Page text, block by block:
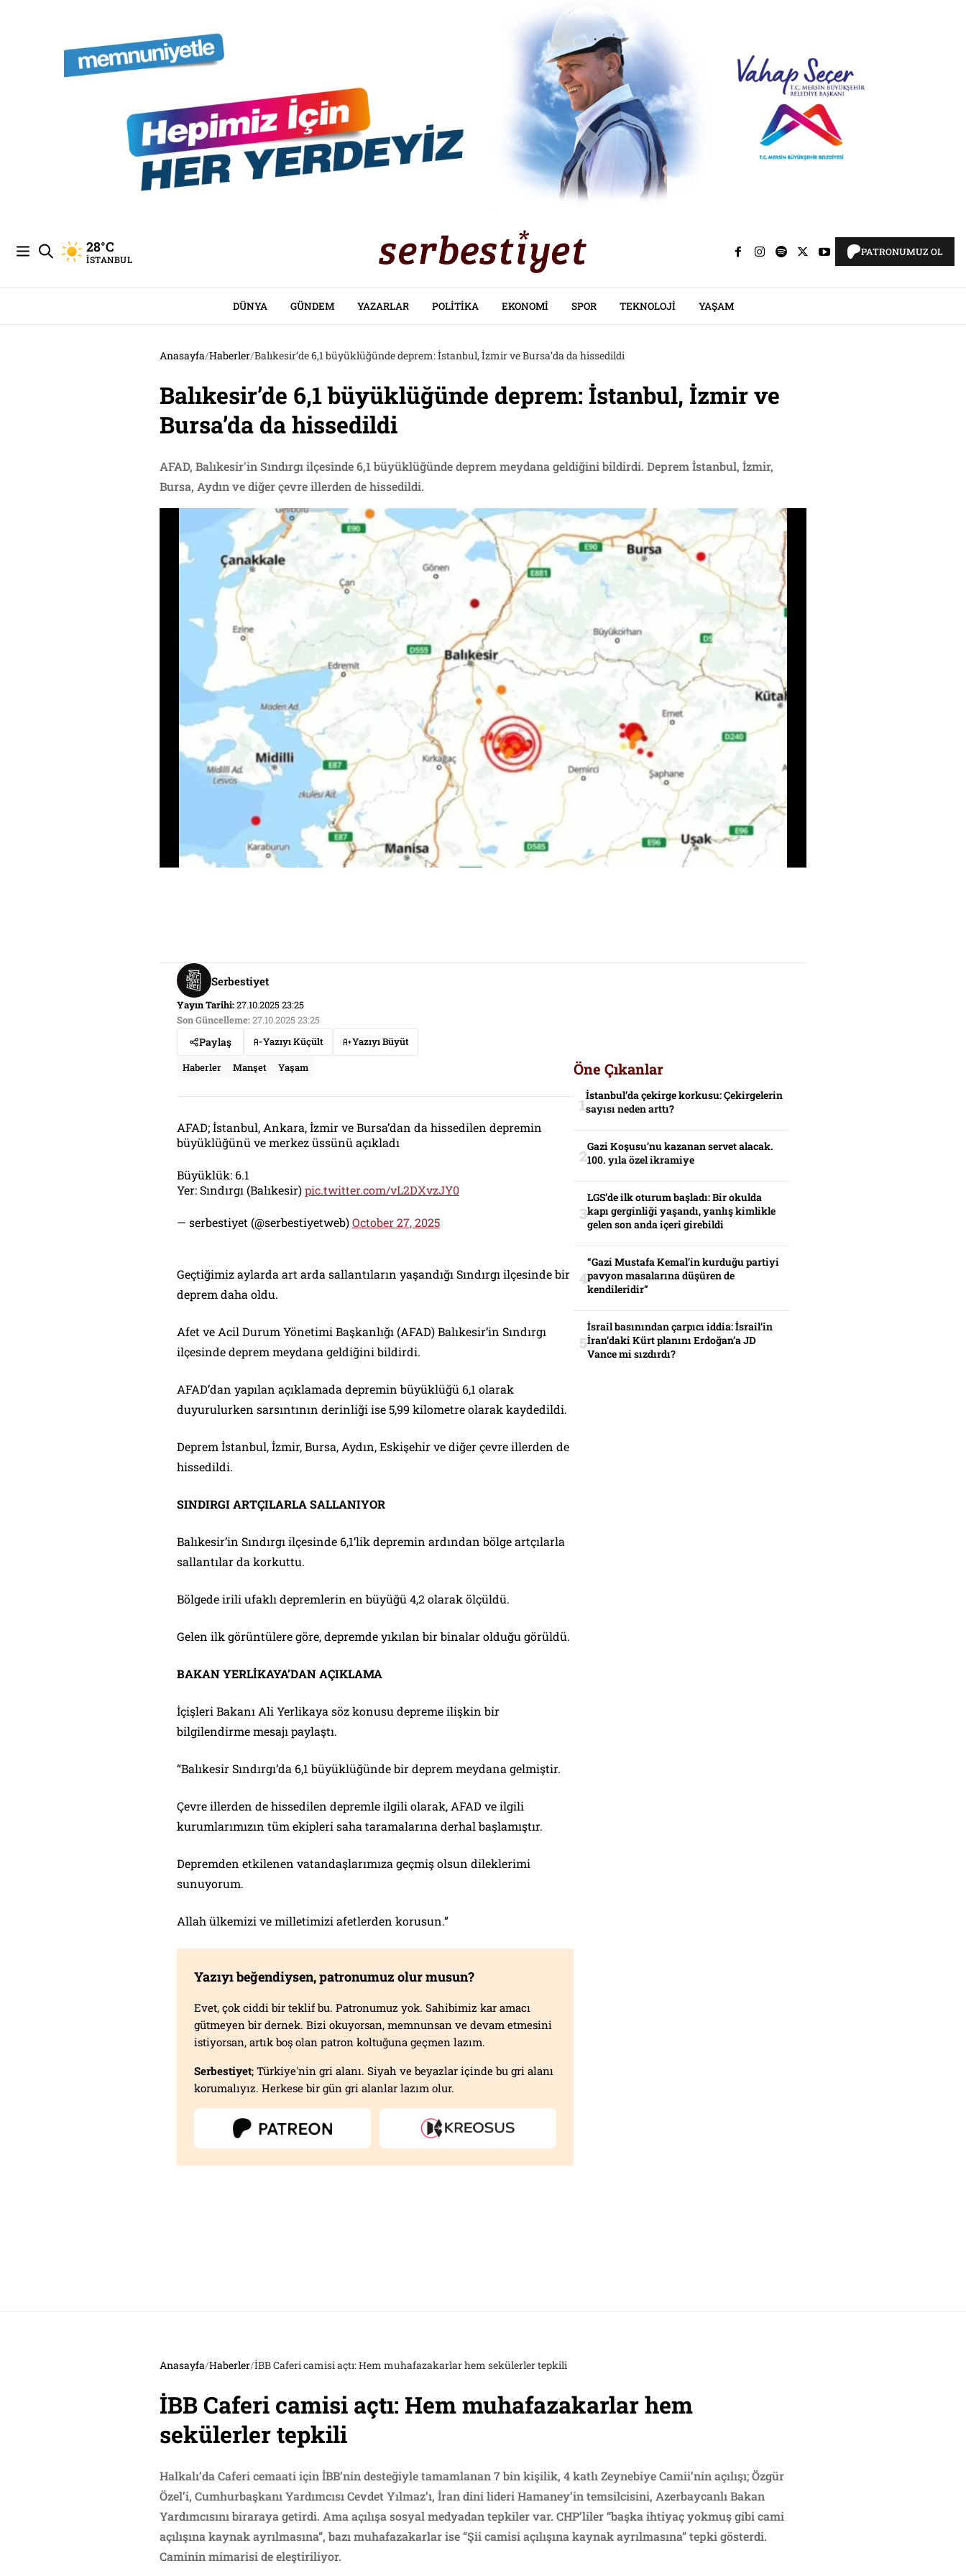
28°C
İSTANBUL
PATRONUMUZ OL
DÜNYA GÜNDEM YAZARLAR POLITIKA EKONOMI SPOR TEKNOLOJI YAŞAM
Anasayfa/Haberler/Balıkesir’de 6,1 büyüklüğünde deprem: İstanbul, İzmir ve Bursa’da da hissedildi
Balıkesir’de 6,1 büyüklüğünde deprem: İstanbul, İzmir ve
Bursa’da da hissedildi
AFAD, Balıkesir'in Sındırgı ilçesinde 6,1 büyüklüğünde deprem meydana geldiğini bildirdi. Deprem İstanbul, İzmir,
Bursa, Aydın ve diğer çevre illerden de hissedildi.
Serbestiyet
Yayın Tarihi:27.10.2025 23:25
Son Güncelleme:27.10.2025 23:25
Paylaş Yazıyı Küçült
Yazıyı Büyüt
Haberler
Manşet Yaşam
AFAD; İstanbul, Ankara, İzmir ve Bursa’dan da hissedilen depremin
büyüklüğünü ve merkez üssünü açıkladı
Büyüklük: 6.1
Yer: Sındırgı (Balıkesir)pic.twitter.com/vL2DXvzJY0
— serbestiyet (@serbestiyetweb)October 27, 2025
Geçtiğimiz aylarda art arda sallantıların yaşandığı Sındırgı ilçesinde bir
deprem daha oldu.
Afet ve Acil Durum Yönetimi Başkanlığı (AFAD) Balıkesir’in Sındırgı
ilçesinde deprem meydana geldiğini bildirdi.
AFAD’dan yapılan açıklamada depremin büyüklüğü 6,1 olarak
duyurulurken sarsıntının derinliği ise 5,99 kilometre olarak kaydedildi.
Deprem İstanbul, İzmir, Bursa, Aydın, Eskişehir ve diğer çevre illerden de
hissedildi.
SINDIRGI ARTÇILARLA SALLANIYOR
Balıkesir’in Sındırgı ilçesinde 6,1’lik depremin ardından bölge artçılarla
sallantılar da korkuttu.
Bölgede irili ufaklı depremlerin en büyüğü 4,2 olarak ölçüldü.
Gelen ilk görüntülere göre, depremde yıkılan bir binalar olduğu görüldü.
BAKAN YERLİKAYA’DAN AÇIKLAMA
İçişleri Bakanı Ali Yerlikaya söz konusu depreme ilişkin bir
bilgilendirme mesajı paylaştı.
“Balıkesir Sındırgı’da 6,1 büyüklüğünde bir deprem meydana gelmiştir.
Çevre illerden de hissedilen depremle ilgili olarak, AFAD ve ilgili
kurumlarımızın tüm ekipleri saha taramalarına derhal başlamıştır.
Depremden etkilenen vatandaşlarımıza geçmiş olsun dileklerimi
sunuyorum.
Allah ülkemizi ve milletimizi afetlerden korusun.”
Yazıyı beğendiysen, patronumuz olur musun?
Evet, çok ciddi bir teklif bu. Patronumuz yok. Sahibimiz kar amacı
gütmeyen bir dernek. Bizi okuyorsan, memnunsan ve devam etmesini
istiyorsan, artık boş olan patron koltuğuna geçmen lazım.
Serbestiyet; Türkiye'nin gri alanı. Siyah ve beyazlar içinde bu gri alanı
korumalıyız. Herkese bir gün gri alanlar lazım olur.
Öne Çıkanlar
İstanbul’da çekirge korkusu: Çekirgelerin
sayısı neden arttı?
Gazi Koşusu’nu kazanan servet alacak.
100. yıla özel ikramiye
LGS’de ilk oturum başladı: Bir okulda
kapı gerginliği yaşandı, yanlış kimlikle
gelen son anda içeri girebildi
“Gazi Mustafa Kemal’in kurduğu partiyi
pavyon masalarına düşüren de
kendileridir”
İsrail basınından çarpıcı iddia: İsrail’in
İran’daki Kürt planını Erdoğan’a JD
Vance mi sızdırdı?
Anasayfa/Haberler/İBB Caferi camisi açtı: Hem muhafazakarlar hem sekülerler tepkili
İBB Caferi camisi açtı: Hem muhafazakarlar hem
sekülerler tepkili
Halkalı’da Caferi cemaati için İBB’nin desteğiyle tamamlanan 7 bin kişilik, 4 katlı Zeynebiye Camii’nin açılışı; Özgür
Özel’i, Cumhurbaşkanı Yardımcısı Cevdet Yılmaz’ı, İran dini lideri Hamaney’in temsilcisini, Azerbaycanlı Bakan
Yardımcısını biraraya getirdi. Ama açılışa sosyal medyadan tepkiler var. CHP’liler “başka ihtiyaç yokmuş gibi cami
açılışına kaynak ayrılmasına”, bazı muhafazakarlar ise “Şii camisi açılışına kaynak ayrılmasına” tepki gösterdi.
Caminin mimarisi de eleştiriliyor.